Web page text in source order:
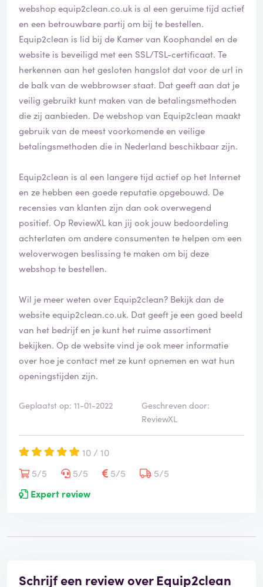
webshopequip2clean.co.uk is al een geruime tijd actief
en een betrouwbare partij om bij te bestellen.
Equip2clean is lid bij de Kamer van Koophandel en de
website is beveiligd met een SSL/TSL-certificaat. Te
herkennen aan het gesloten hangslot dat voor de url in
de balk van de webbrowser staat. Dat geeft aan dat je
veilig gebruikt kunt maken van de betalingsmethoden
die zij aanbieden. De webshop van Equip2clean maakt
gebruik van de meest voorkomende en veilige
betalingsmethoden die in Nederland beschikbaar zijn.
Equip2clean is al een langere tijd actief op het Internet
en ze hebben een goede reputatie opgebouwd. De
recensies van klanten zijn dan ook overwegend
positief. Op ReviewXL kan jij ook jouw bedoordeling
achterlaten om andere consumenten te helpen om een
weloverwogen beslissing te maken om bij deze
webshop te bestellen.
Wil je meer weten over Equip2clean? Bekijk dan de
websiteequip2clean.co.uk. Dat geeft je een goed beeld
van het bedrijf en je kunt het ruime assortiment
bekijken. Op de website vind je ook meer informatie
over hoe je contact met ze kunt opnemen en wat hun
openingstijden zijn.
Geplaatst op: 11-01-2022
Geschreven door:
ReviewXL
10 / 10
5/5
5/5 5/5
5/5
Expert review
Schrijf een review over Equip2clean